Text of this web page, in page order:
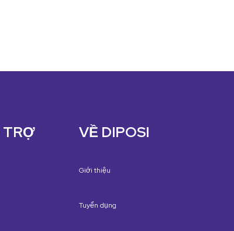
TRỢ VỀ DIPOSI
Giới thiệu
Tuyển dụng